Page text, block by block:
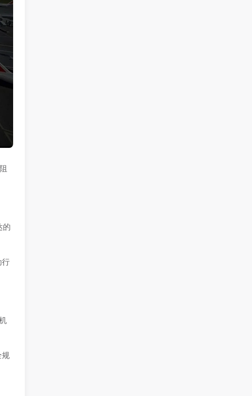
的
行
规